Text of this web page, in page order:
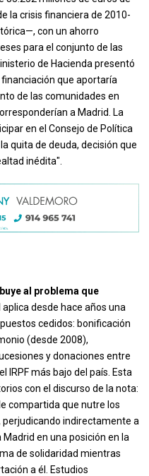
la crisis financiera de 2010-
con un ahorro
para el conjunto de las
de Hacienda presentó
que aportaría
de las comunidades en
a Madrid. La
en el Consejo de Política
quita de deuda, decisión que
inédita".
al problema que
desde hace años una
cedidos: bonificación
(desde 2008),
y donaciones entre
IRPF más bajo del país. Esta
con el discurso de la nota:
compartida que nutre los
indirectamente a
en una posición en la
de solidaridad mientras
a él. Estudios